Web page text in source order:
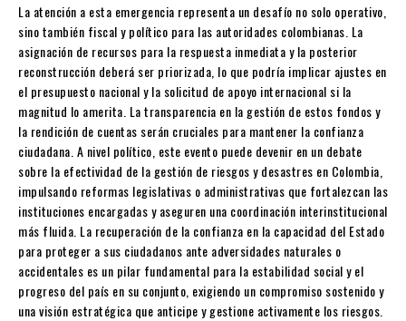
La atención a esta emergencia representa un desafío no solo operativo,
sino también fiscal y político para las autoridades colombianas. La
asignación de recursos para la respuesta inmediata y la posterior
reconstrucción deberá ser priorizada, lo que podría implicar ajustes en
el presupuesto nacional y la solicitud de apoyo internacional si la
magnitud lo amerita. La transparencia en la gestión de estos fondos y
la rendición de cuentas serán cruciales para mantener la confianza
ciudadana. A nivel político, este evento puede devenir en un debate
sobre la efectividad de la gestión de riesgos y desastres en Colombia,
impulsando reformas legislativas o administrativas que fortalezcan las
instituciones encargadas y aseguren una coordinación interinstitucional
más fluida. La recuperación de la confianza en la capacidad del Estado
para proteger a sus ciudadanos ante adversidades naturales o
accidentales es un pilar fundamental para la estabilidad social y el
progreso del país en su conjunto, exigiendo un compromiso sostenido y
una visión estratégica que anticipe y gestione activamente los riesgos.